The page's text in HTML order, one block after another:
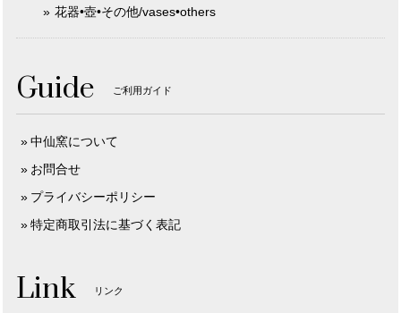
花器•壺•その他/vases•others
Guide ご利用ガイド
中仙窯について
お問合せ
プライバシーポリシー
特定商取引法に基づく表記
Link リンク